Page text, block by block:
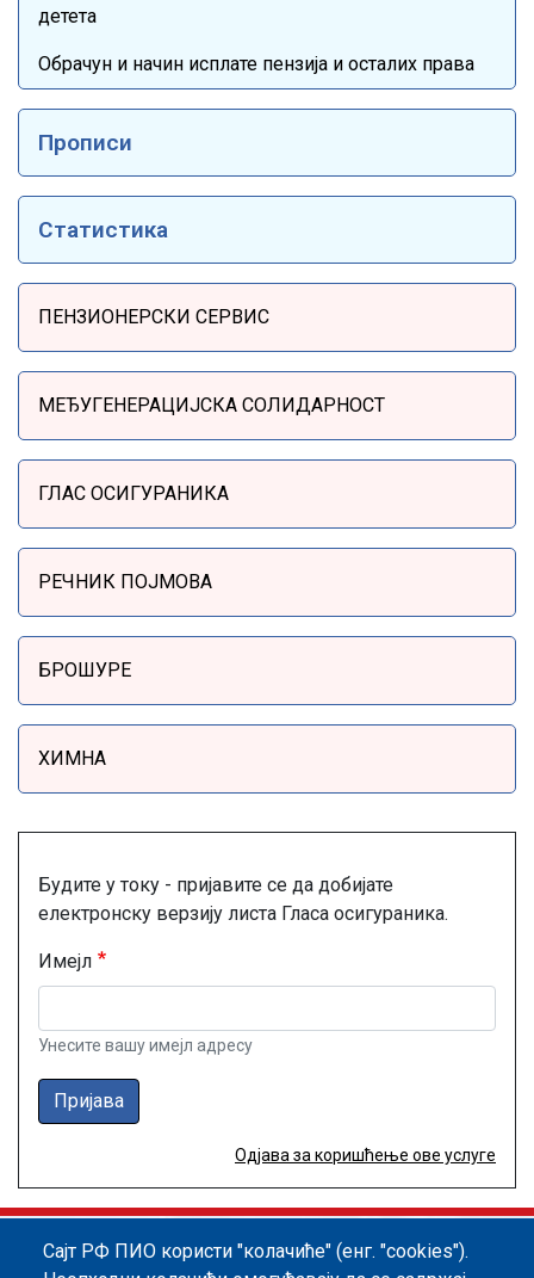
детета
Обрачун и начин исплате пензија и осталих права
Прописи
Статистика
ПЕНЗИОНЕРСКИ СЕРВИС
МЕЂУГЕНЕРАЦИЈСКА СОЛИДАРНОСТ
ГЛАС ОСИГУРАНИКА
РЕЧНИК ПОЈМОВА
БРОШУРЕ
ХИМНА
Будите у току - пријавите се да добијате
електронску верзију листа Гласа осигураника.
Имејл
Унесите вашу имејл адресу
Пријава
Одјава за коришћење ове услуге
Footer menu
Информатор Политика квалитета
Сајт РФ ПИО користи "колачиће" (енг. "cookies").